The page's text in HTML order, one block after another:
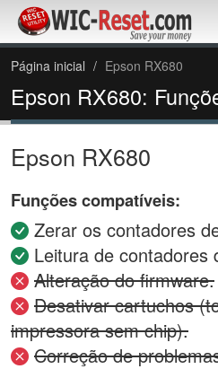
Página inicial Epson RX680
Epson RX680:
Epson RX680
Funções compatíveis:
Zerar os contadores
Leitura de contadores
Alteração do firmware.
Desativar cartuchos
impressora sem chip).
Correção de